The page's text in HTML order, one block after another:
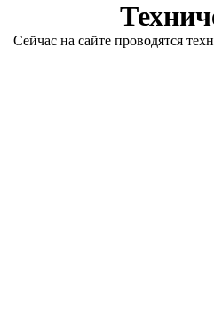
Сейчас на сайте проводятся